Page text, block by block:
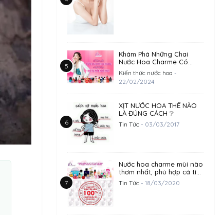
Khám Phá Những Chai
Nước Hoa Charme Có
Thiết Kế Đẹp Như 1 Tác
Phẩm Nghệ Thuật
Kiến thức nước hoa -
22/02/2024
XỊT NƯỚC HOA THẾ NÀO
LÀ ĐÚNG CÁCH ❔
Tin Tức - 03/03/2017
Nước hoa charme mùi nào
thơm nhất, phù hợp cá tính
của bạn?
Tin Tức - 18/03/2020